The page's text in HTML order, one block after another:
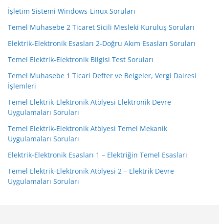
İşletim Sistemi Windows-Linux Soruları
Temel Muhasebe 2 Ticaret Sicili Mesleki Kuruluş Soruları
Elektrik-Elektronik Esasları 2-Doğru Akım Esasları Soruları
Temel Elektrik-Elektronik Bilgisi Test Soruları
Temel Muhasebe 1 Ticari Defter ve Belgeler, Vergi Dairesi
İşlemleri
Temel Elektrik-Elektronik Atölyesi Elektronik Devre
Uygulamaları Soruları
Temel Elektrik-Elektronik Atölyesi Temel Mekanik
Uygulamaları Soruları
Elektrik-Elektronik Esasları 1 – Elektriğin Temel Esasları
Temel Elektrik-Elektronik Atölyesi 2 – Elektrik Devre
Uygulamaları Soruları